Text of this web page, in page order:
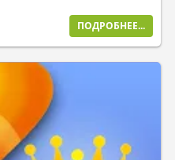
ПОДРОБНЕЕ...